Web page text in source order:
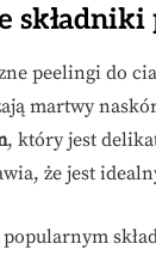
peelingi do
martwy
, który jest
że jest